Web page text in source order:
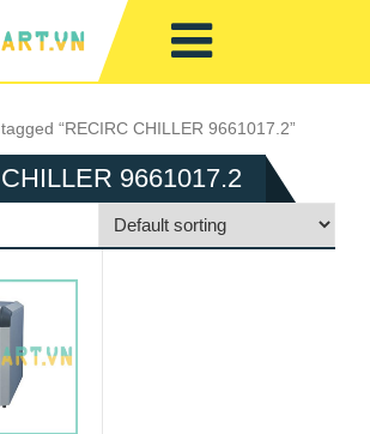
“RECIRC CHILLER 9661017.2”
9661017.2